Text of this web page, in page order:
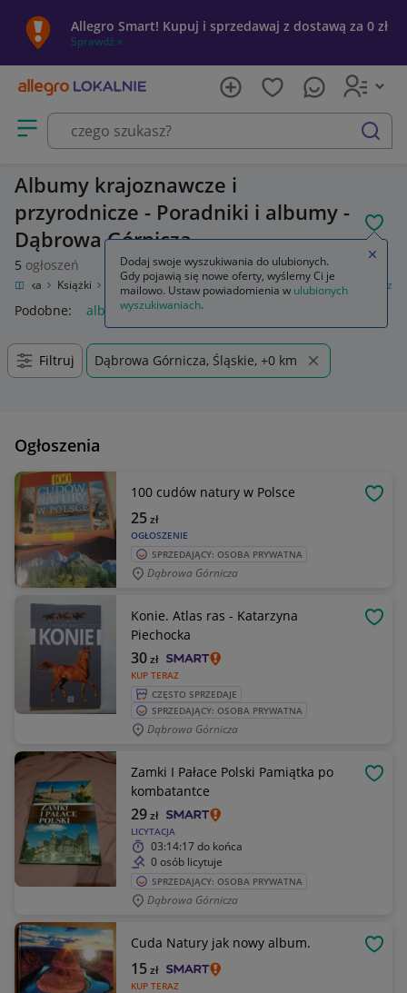
Allegro Smart! Kupuj i sprzedawaj z dostawą za 0 zł
Sprawdź »
Otwórz menu z kategoriami
szukaj
Albumy krajoznawcze i
przyrodnicze - Poradniki i albumy -
Dąbrowa Górnicza
5 ogłoszeń
Książki Poradniki i albumy Albumy krajoznawcze i przyrodnicze
Podobne: albumy krajoznawcze i przyrodnicze
Filtruj Dąbrowa Górnicza, Śląskie, +0 km
Ogłoszenia
100 cudów natury w Polsce
OGŁOSZENIE
25zł
SPRZEDAJĄCY: OSOBA PRYWATNA
Dąbrowa Górnicza
Konie. Atlas ras - Katarzyna
Piechocka
KUP TERAZ
30zł
CZĘSTO SPRZEDAJE
SPRZEDAJĄCY: OSOBA PRYWATNA
Dąbrowa Górnicza
Zamki I Pałace Polski Pamiątka po
kombatantce
LICYTACJA
29zł
03:14:17do końca
0 osób licytuje
SPRZEDAJĄCY: OSOBA PRYWATNA
Dąbrowa Górnicza
Cuda Natury jak nowy album.
KUP TERAZ
15zł
Dodaj swoje wyszukiwania do ulubionych.
Gdy pojawią się nowe oferty, wyślemy Ci je
mailowo. Ustaw powiadomienia w ulubionych
wyszukiwaniach.